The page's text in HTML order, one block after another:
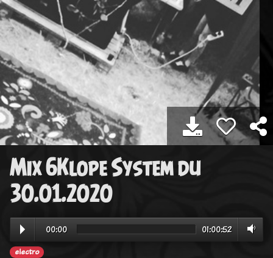
Mix 6Klope System du
30.01.2020
00:00 01:00:52
electro